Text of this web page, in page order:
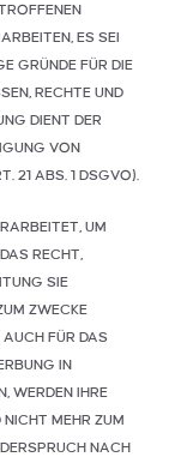
ES SEI
GRÜNDE FÜR DIE
RECHTE UND
DIENT DER
VON
21 ABS. 1 DSGVO).
UM
RECHT,
SIE
ZWECKE
FÜR DAS
IN
WERDEN IHRE
MEHR ZUM
NACH